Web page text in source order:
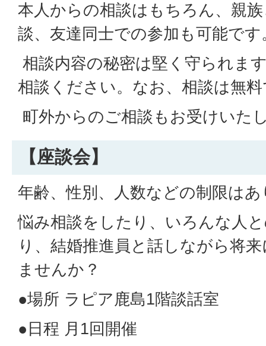
本人からの相談はもちろん、親
談、友達同士での参加も可能です
相談内容の秘密は堅く守られま
相談ください。なお、相談は無
町外からのご相談もお受けいた
【座談会】
年齢、性別、人数などの制限は
悩み相談をしたり、いろんな人
り、結婚推進員と話しながら将
ませんか？
●場所 ラピア鹿島1階談話室
●日程 月1回開催